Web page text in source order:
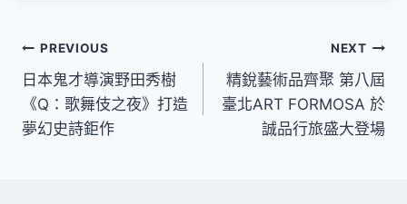
文
章
導
PREVIOUS
日本鬼才導演野田秀樹
《Q：歌舞伎之夜》打造
夢幻史詩鉅作
NEXT
精銳藝術品齊聚 第八屆
臺北ART FORMOSA 於
誠品行旅盛大登場